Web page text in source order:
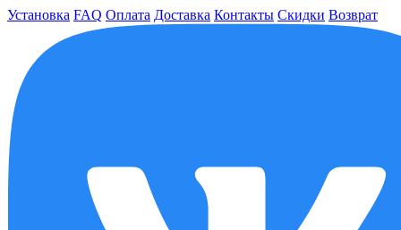
Установка FAQ Оплата Доставка Контакты Скидки Возврат